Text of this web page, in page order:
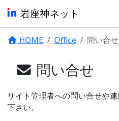
岩座神ネット
HOME Office 問い合せ
問い合せ
サイト管理者への問い合せや
下さい。